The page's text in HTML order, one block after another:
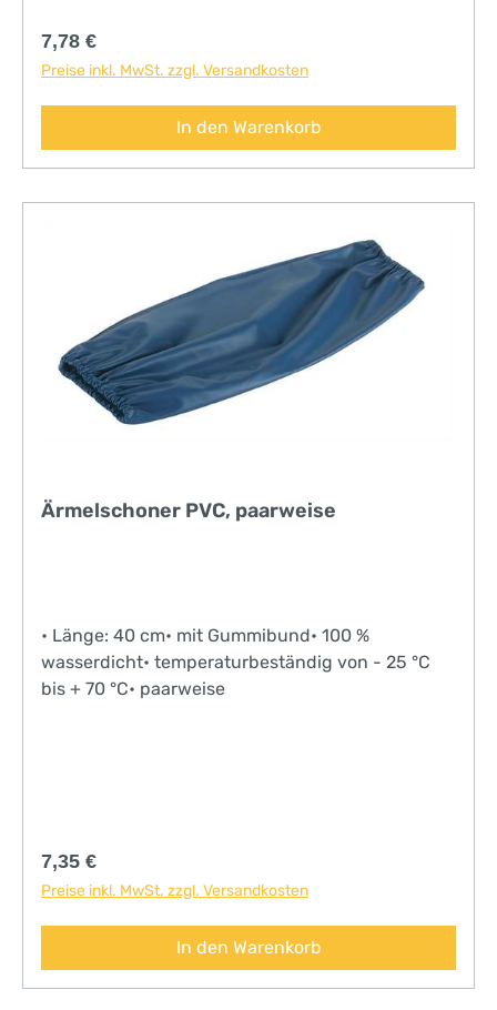
Regulärer Preis:
7,78 €
Preise inkl. MwSt. zzgl. Versandkosten
In den Warenkorb
Ärmelschoner PVC, paarweise
• Länge: 40 cm• mit Gummibund• 100 %
wasserdicht• temperaturbeständig von - 25 °C
bis + 70 °C• paarweise
Regulärer Preis:
7,35 €
Preise inkl. MwSt. zzgl. Versandkosten
In den Warenkorb